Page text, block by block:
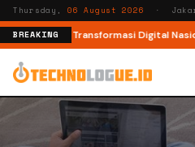
Thursday,06 August 2026 ·
BREAKINGTransformasi Digital Nasional